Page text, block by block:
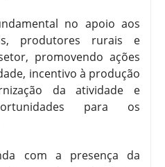
no apoio aos
produtores rurais e
promovendo ações
incentivo à produção
da atividade e
para os
com a presença da